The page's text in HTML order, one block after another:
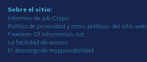
Sobre el sitio:
Informes de Job Corps
Política de privacidad y otras políticas del sitio web
Freedom Of Information Act
La facilidad de acceso
El descargo de responsabilidad